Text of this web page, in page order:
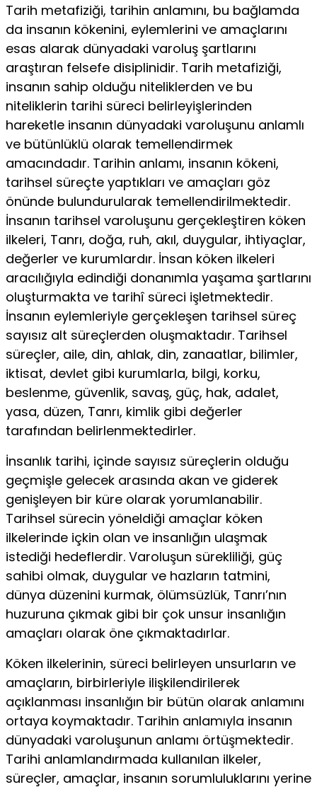
Tarih metafiziği, tarihin anlamını, bu bağlamda
da insanın kökenini, eylemlerini ve amaçlarını
esas alarak dünyadaki varoluş şartlarını
araştıran felsefe disiplinidir. Tarih metafiziği,
insanın sahip olduğu niteliklerden ve bu
niteliklerin tarihi süreci belirleyişlerinden
hareketle insanın dünyadaki varoluşunu anlamlı
ve bütünlüklü olarak temellendirmek
amacındadır. Tarihin anlamı, insanın kökeni,
tarihsel süreçte yaptıkları ve amaçları göz
önünde bulundurularak temellendirilmektedir.
İnsanın tarihsel varoluşunu gerçekleştiren köken
ilkeleri, Tanrı, doğa, ruh, akıl, duygular, ihtiyaçlar,
değerler ve kurumlardır. İnsan köken ilkeleri
aracılığıyla edindiği donanımla yaşama şartlarını
oluşturmakta ve tarihî süreci işletmektedir.
İnsanın eylemleriyle gerçekleşen tarihsel süreç
sayısız alt süreçlerden oluşmaktadır. Tarihsel
süreçler, aile, din, ahlak, din, zanaatlar, bilimler,
iktisat, devlet gibi kurumlarla, bilgi, korku,
beslenme, güvenlik, savaş, güç, hak, adalet,
yasa, düzen, Tanrı, kimlik gibi değerler
tarafından belirlenmektedirler.
İnsanlık tarihi, içinde sayısız süreçlerin olduğu
geçmişle gelecek arasında akan ve giderek
genişleyen bir küre olarak yorumlanabilir.
Tarihsel sürecin yöneldiği amaçlar köken
ilkelerinde içkin olan ve insanlığın ulaşmak
istediği hedeflerdir. Varoluşun sürekliliği, güç
sahibi olmak, duygular ve hazların tatmini,
dünya düzenini kurmak, ölümsüzlük, Tanrı’nın
huzuruna çıkmak gibi bir çok unsur insanlığın
amaçları olarak öne çıkmaktadırlar.
Köken ilkelerinin, süreci belirleyen unsurların ve
amaçların, birbirleriyle ilişkilendirilerek
açıklanması insanlığın bir bütün olarak anlamını
ortaya koymaktadır. Tarihin anlamıyla insanın
dünyadaki varoluşunun anlamı örtüşmektedir.
Tarihi anlamlandırmada kullanılan ilkeler,
süreçler, amaçlar, insanın sorumluluklarını yerine